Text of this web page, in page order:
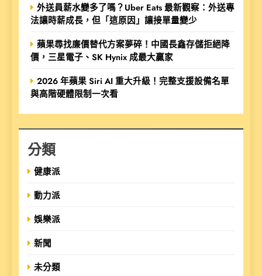
外送員薪水變多了嗎？Uber Eats 最新觀察：外送專
法讓時薪成長，但「這原因」讓接單量變少
蘋果尋找廉價替代方案夢碎！中國長鑫存儲拒絕降
價，三星電子、SK Hynix 成最大贏家
2026 年蘋果 Siri AI 重大升級！完整支援設備名單
與高階硬體限制一次看
分類
健康派
動力派
娛樂派
新聞
未分類